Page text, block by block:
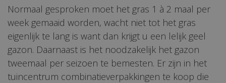
Normaal gesproken moet het gras 1 à 2 maal per
week gemaaid worden, wacht niet tot het gras
eigenlijk te lang is want dan krijgt u een lelijk geel
gazon. Daarnaast is het noodzakelijk het gazon
tweemaal per seizoen te bemesten. Er zijn in het
tuincentrum combinatieverpakkingen te koop die